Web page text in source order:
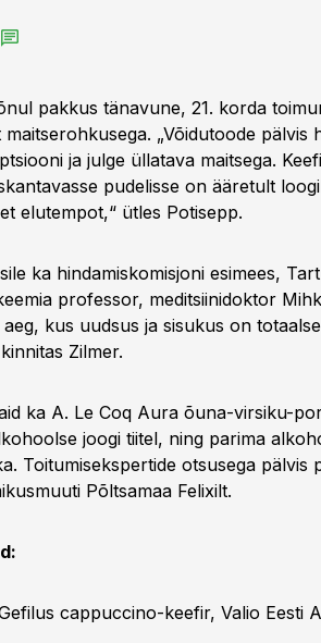
pakkus tänavune, 21. korda
„Võidutoode pälvis
ja julge üllatava maitsega.
pudelisse on ääretult
elutempot,“ ütles Potisepp.
ka hindamiskomisjoni esimees,
professor, meditsiinidoktor
kus uudsus ja sisukus on
Zilmer.
ka A. Le Coq Aura õuna-virsiku-
joogi tiitel, ning parima
Toitumisekspertide otsusega pälvis
Põltsamaa Felixilt.
cappuccino-keefir, Valio Eesti